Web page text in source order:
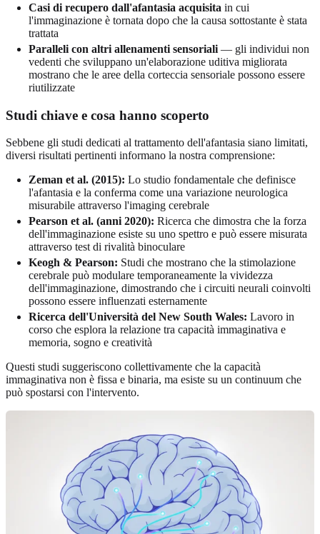
Casi di recupero dall'afantasia acquisita in cui
l'immaginazione è tornata dopo che la causa sottostante è stata
trattata
Paralleli con altri allenamenti sensoriali — gli individui non
vedenti che sviluppano un'elaborazione uditiva migliorata
mostrano che le aree della corteccia sensoriale possono essere
riutilizzate
Studi chiave e cosa hanno scoperto
Sebbene gli studi dedicati al trattamento dell'afantasia siano limitati,
diversi risultati pertinenti informano la nostra comprensione:
Zeman et al. (2015): Lo studio fondamentale che definisce
l'afantasia e la conferma come una variazione neurologica
misurabile attraverso l'imaging cerebrale
Pearson et al. (anni 2020): Ricerca che dimostra che la forza
dell'immaginazione esiste su uno spettro e può essere misurata
attraverso test di rivalità binoculare
Keogh & Pearson: Studi che mostrano che la stimolazione
cerebrale può modulare temporaneamente la vividezza
dell'immaginazione, dimostrando che i circuiti neurali coinvolti
possono essere influenzati esternamente
Ricerca dell'Università del New South Wales: Lavoro in
corso che esplora la relazione tra capacità immaginativa e
memoria, sogno e creatività
Questi studi suggeriscono collettivamente che la capacità
immaginativa non è fissa e binaria, ma esiste su un continuum che
può spostarsi con l'intervento.